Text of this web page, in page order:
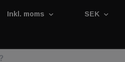
Inkl. moms SEK